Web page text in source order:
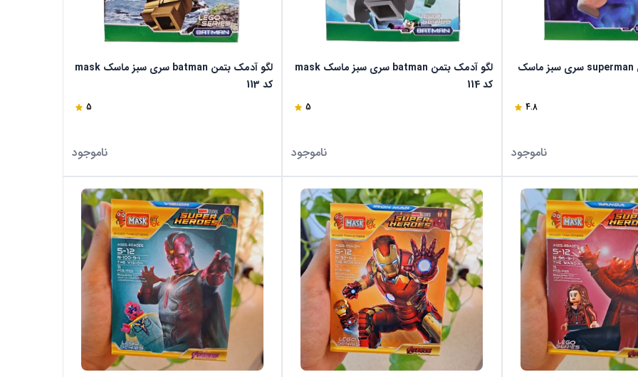
لگو آدمک سوپرمن superman سری سبز ماسک
4.8
ناموجود
لگو آدمک بتمن batman سری سبز ماسک mask
کد 114
5
ناموجود
لگو آدمک بتمن batman سری سبز ماسک mask
کد 113
5
ناموجود